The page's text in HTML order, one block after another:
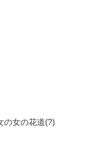
の女の花道(?)